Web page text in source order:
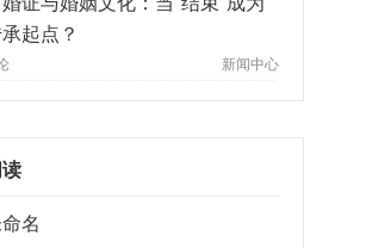
起点？
新闻中心
名